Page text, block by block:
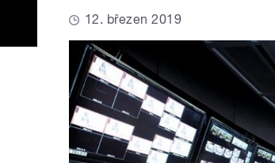
12. březen 2019